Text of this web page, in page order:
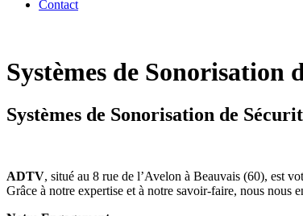
Contact
Systèmes de Sonorisation
Systèmes de Sonorisation de
ADTV, situé au 8 rue de l’Avelon à Beauvais (60), est
Grâce à notre expertise et à notre savoir-faire, nous nous